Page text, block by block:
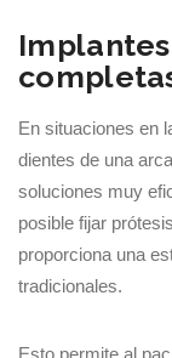
En situaciones en
dientes de una
soluciones muy
posible fijar
proporciona una
tradicionales.
Esto permite al